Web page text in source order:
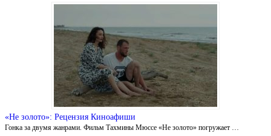
«Не золото»: Рецензия Киноафиши
Гонка за двумя жанрами. Фильм Тахмины Мюссе «Не золото» погружает …